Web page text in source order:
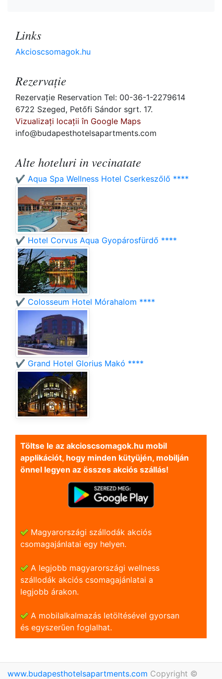
Links
Akcioscsomagok.hu
Rezervaţie
Rezervaţie Reservation Tel: 00-36-1-2279614
6722 Szeged, Petőfi Sándor sgrt. 17.
Vizualizați locații în Google Maps
info@budapesthotelsapartments.com
Alte hoteluri in vecinatate
✔️ Aqua Spa Wellness Hotel Cserkeszőlő ****
✔️ Hotel Corvus Aqua Gyopárosfürdő ****
✔️ Colosseum Hotel Mórahalom ****
✔️ Grand Hotel Glorius Makó ****
Töltse le az akcioscsomagok.hu mobil
applikációt, hogy minden kütyüjén, mobilján
önnel legyen az összes akciós szállás!
Magyarországi szállodák akciós
csomagajánlatai egy helyen.
A legjobb magyarországi wellness
szállodák akciós csomagajánlatai a
legjobb árakon.
A mobilalkalmazás letöltésével gyorsan
és egyszerũen foglalhat.
www.budapesthotelsapartments.com Copyright ©